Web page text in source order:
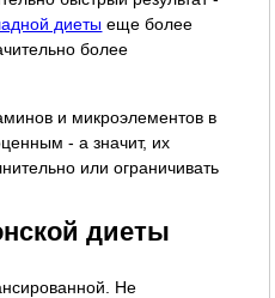
диеты еще более
более
и микроэлементов в
- а значит, их
или ограничивать
диеты
Не